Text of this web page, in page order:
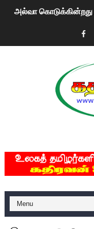
அல்வா
2ஆம் நாள் உக்ரைன்
மகிந்த ராஜபக்சே
ரவுடி பேபிக்கு
குண்டை தூக்கிப்போட்ட
யாழில் தமிழின
ஏர்போர்ட்டில் உதைத்த
சீனா இலங்கையிடம் 8